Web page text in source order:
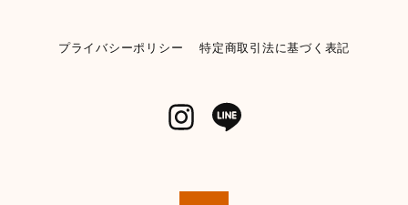
プライバシーポリシー 特定商取引法に基づく表記